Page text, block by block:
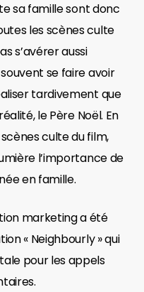
sa famille sont donc
les scènes culte
s’avérer aussi
se faire avoir
tardivement que
le Père Noël. En
culte du film,
l’importance de
en famille.
marketing a été
« Neighbourly » qui
pour les appels